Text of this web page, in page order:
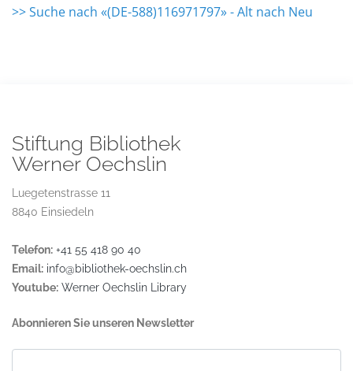
>> Suche nach «(DE-588)116971797» - Alt nach Neu
Stiftung Bibliothek
Werner Oechslin
Luegetenstrasse 11
8840 Einsiedeln
Telefon: +41 55 418 90 40
Email: info@bibliothek-oechslin.ch
Youtube: Werner Oechslin Library
Abonnieren Sie unseren Newsletter